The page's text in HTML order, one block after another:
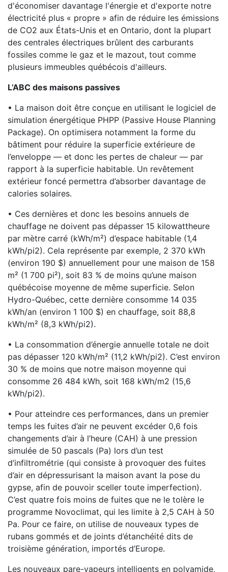
d'économiser davantage l'énergie et d'exporte notre
électricité plus « propre » afin de réduire les émissions
de CO2 aux États-Unis et en Ontario, dont la plupart
des centrales électriques brûlent des carburants
fossiles comme le gaz et le mazout, tout comme
plusieurs immeubles québécois d'ailleurs.
L’ABC des maisons passives
• La maison doit être conçue en utilisant le logiciel de
simulation énergétique PHPP (Passive House Planning
Package). On optimisera notamment la forme du
bâtiment pour réduire la superficie extérieure de
l’enveloppe — et donc les pertes de chaleur — par
rapport à la superficie habitable. Un revêtement
extérieur foncé permettra d’absorber davantage de
calories solaires.
• Ces dernières et donc les besoins annuels de
chauffage ne doivent pas dépasser 15 kilowattheure
par mètre carré (kWh/m²) d’espace habitable (1,4
kWh/pi2). Cela représente par exemple, 2 370 kWh
(environ 190 $) annuellement pour une maison de 158
m² (1 700 pi²), soit 83 % de moins qu’une maison
québécoise moyenne de même superficie. Selon
Hydro-Québec, cette dernière consomme 14 035
kWh/an (environ 1 100 $) en chauffage, soit 88,8
kWh/m² (8,3 kWh/pi2).
• La consommation d’énergie annuelle totale ne doit
pas dépasser 120 kWh/m² (11,2 kWh/pi2). C’est environ
30 % de moins que notre maison moyenne qui
consomme 26 484 kWh, soit 168 kWh/m2 (15,6
kWh/pi2).
• Pour atteindre ces performances, dans un premier
temps les fuites d’air ne peuvent excéder 0,6 fois
changements d’air à l’heure (CAH) à une pression
simulée de 50 pascals (Pa) lors d’un test
d’infiltrométrie (qui consiste à provoquer des fuites
d’air en dépressurisant la maison avant la pose du
gypse, afin de pouvoir sceller toute imperfection).
C’est quatre fois moins de fuites que ne le tolère le
programme Novoclimat, qui les limite à 2,5 CAH à 50
Pa. Pour ce faire, on utilise de nouveaux types de
rubans gommés et de joints d’étanchéité dits de
troisième génération, importés d’Europe.
Les nouveaux pare-vapeurs intelligents en polyamide,